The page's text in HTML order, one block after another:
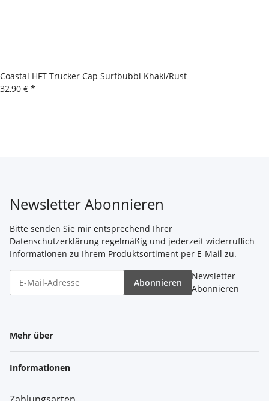
Coastal HFT Trucker Cap Surfbubbi Khaki/Rust
32,90 € *
Newsletter Abonnieren
Bitte senden Sie mir entsprechend Ihrer
Datenschutzerklärung regelmäßig und jederzeit widerruflich
Informationen zu Ihrem Produktsortiment per E-Mail zu.
Abonnieren
Newsletter
Abonnieren
Mehr über
Informationen